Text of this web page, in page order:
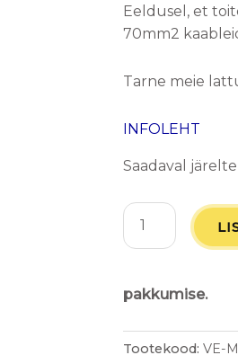
Eeldusel, et
70mm2
Tarne meie
INFOLEHT
Saadaval
pakkumise.
Tootekood:VE-